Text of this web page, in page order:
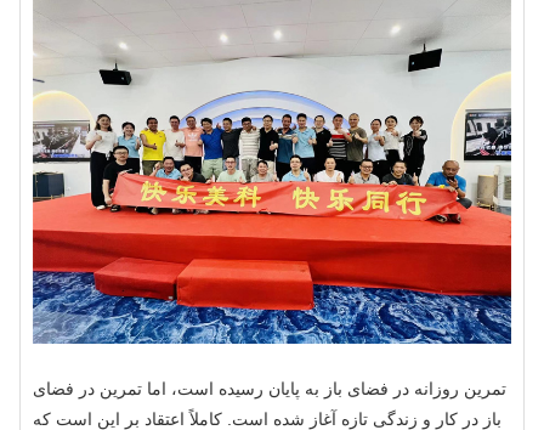
تمرین روزانه در فضای باز به پایان رسیده است، اما تمرین در فضای
باز در کار و زندگی تازه آغاز شده است. کاملاً اعتقاد بر این است که